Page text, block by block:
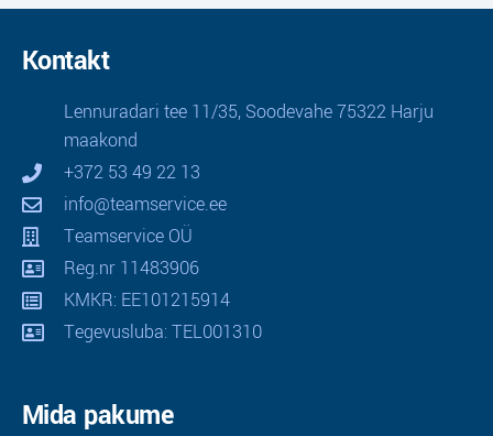
Kontakt
Lennuradari tee 11/35, Soodevahe 75322 Harju
maakond
+372 53 49 22 13
info@teamservice.ee
Teamservice OÜ
Reg.nr 11483906
KMKR: EE101215914
Tegevusluba: TEL001310
Mida pakume